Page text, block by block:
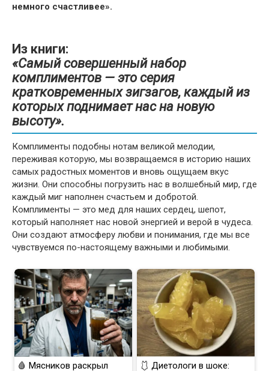
немного счастливее».
Из книги:
«Самый совершенный набор
комплиментов — это серия
кратковременных зигзагов, каждый из
которых поднимает нас на новую
высоту».
Комплименты подобны нотам великой мелодии,
переживая которую, мы возвращаемся в историю наших
самых радостных моментов и вновь ощущаем вкус
жизни. Они способны погрузить нас в волшебный мир, где
каждый миг наполнен счастьем и добротой.
Комплименты — это мед для наших сердец, шепот,
который наполняет нас новой энергией и верой в чудеса.
Они создают атмосферу любви и понимания, где мы все
чувствуемся по-настоящему важными и любимыми.
🩸 Мясников раскрыл 🩱 Диетологи в шоке: